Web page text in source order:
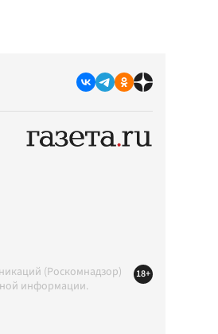
(Роскомнадзор)
информации.
18+